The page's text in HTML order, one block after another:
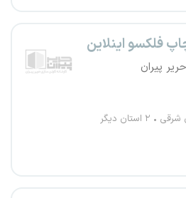
فلکسو اینلاین
پیران
شرقی
۲ استان دیگر